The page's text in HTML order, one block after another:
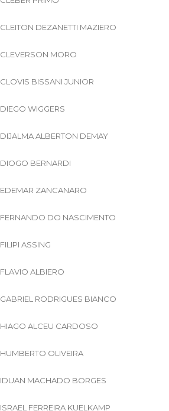
CLEITON DEZANETTI MAZIERO
CLEVERSON MORO
CLOVIS BISSANI JUNIOR
DIEGO WIGGERS
DIJALMA ALBERTON DEMAY
DIOGO BERNARDI
EDEMAR ZANCANARO
FERNANDO DO NASCIMENTO
FILIPI ASSING
FLAVIO ALBIERO
GABRIEL RODRIGUES BIANCO
HIAGO ALCEU CARDOSO
HUMBERTO OLIVEIRA
IDUAN MACHADO BORGES
ISRAEL FERREIRA KUELKAMP